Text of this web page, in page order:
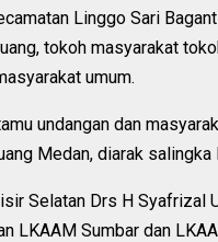
Linggo Sari
tokoh masyarakat
umum.
undangan dan
Medan, diarak
Selatan Drs H Syafrizal
LKAAM Sumbar dan